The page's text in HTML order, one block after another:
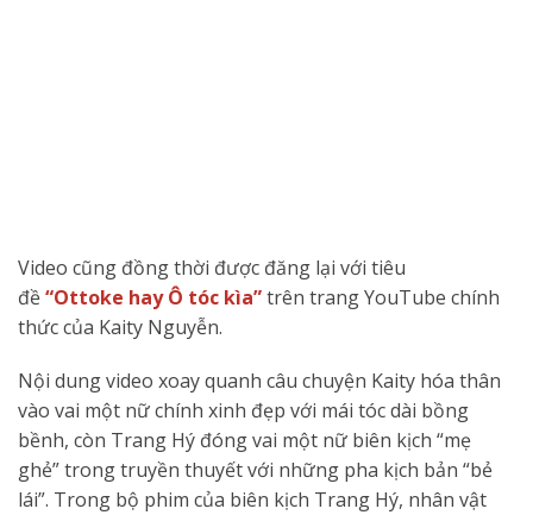
Video cũng đồng thời được đăng lại với tiêu
đề“Ottoke hay Ô tóc kìa”trên trang YouTube chính
thức của Kaity Nguyễn.
Nội dung video xoay quanh câu chuyện Kaity hóa thân
vào vai một nữ chính xinh đẹp với mái tóc dài bồng
bềnh, còn Trang Hý đóng vai một nữ biên kịch “mẹ
ghẻ” trong truyền thuyết với những pha kịch bản “bẻ
lái”. Trong bộ phim của biên kịch Trang Hý, nhân vật